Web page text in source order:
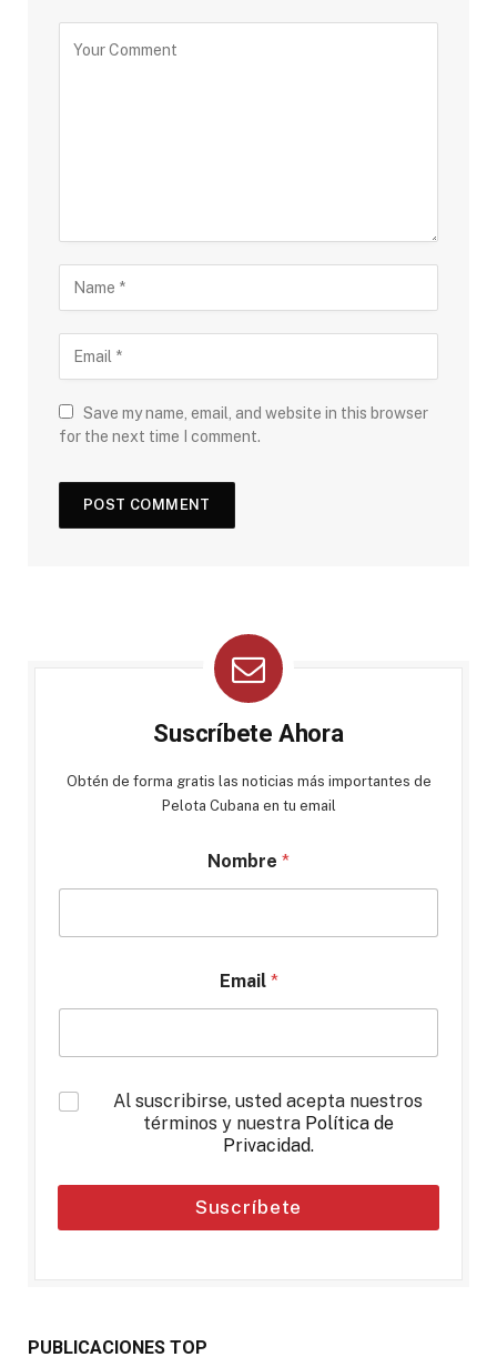
Save my name, email, and website in this browser
for the next time I comment.
Suscríbete Ahora
Obtén de forma gratis las noticias más importantes de
Pelota Cubana en tu email
Nombre *
Email *
*
Al suscribirse, usted acepta nuestros
términos y nuestra Política de
Privacidad.
Suscríbete
PUBLICACIONES TOP